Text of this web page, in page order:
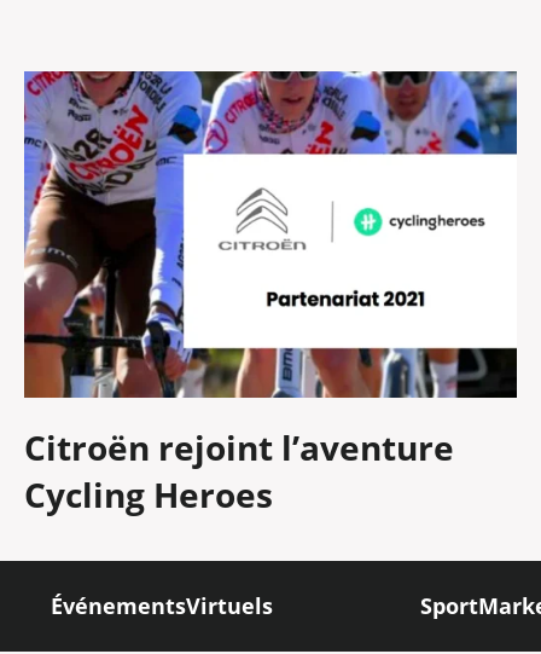
Citroën rejoint l’aventure
Cycling Heroes
ÉvénementsVirtuels